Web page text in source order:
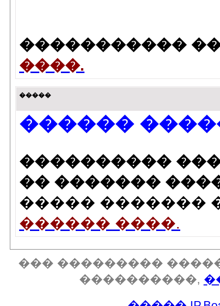
�����������
����.
�����
������
����������
�� �������
����� �������
������ ����.
��� ���������
����������,